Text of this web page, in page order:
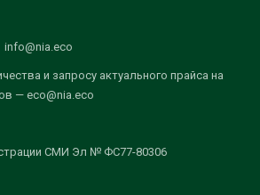
и запросу актуального прайса на
— eco@nia.eco
СМИ Эл № ФС77-80306